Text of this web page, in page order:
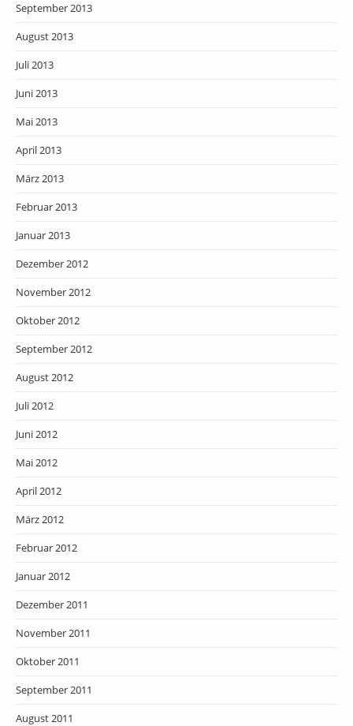
September 2013
August 2013
Juli 2013
Juni 2013
Mai 2013
April 2013
März 2013
Februar 2013
Januar 2013
Dezember 2012
November 2012
Oktober 2012
September 2012
August 2012
Juli 2012
Juni 2012
Mai 2012
April 2012
März 2012
Februar 2012
Januar 2012
Dezember 2011
November 2011
Oktober 2011
September 2011
August 2011